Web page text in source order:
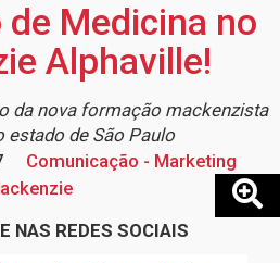
Medicina no
Alphaville!
da nova formação mackenzista
estado de São Paulo
Comunicação - Marketing
NAS REDES SOCIAIS